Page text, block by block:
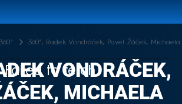
360° 360°, Radek Vondráček, Pavel Žáček,
Failed to fetch
VONDRÁČEK,
MICHAELA